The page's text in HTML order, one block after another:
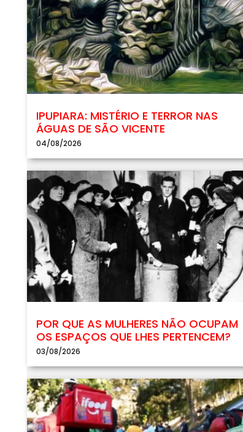
IPUPIARA: MISTÉRIO E TERROR NAS
ÁGUAS DE SÃO VICENTE
04/08/2026
POR QUE AS MULHERES NÃO OCUPAM
OS ESPAÇOS QUE LHES PERTENCEM?
03/08/2026